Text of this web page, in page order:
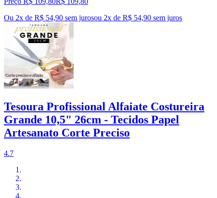
Ou 2x de R$ 54,90 sem jurosou 2x de R$ 54,90 sem juros
Tesoura Profissional Alfaiate Costureira
Grande 10,5" 26cm - Tecidos Papel
Artesanato Corte Preciso
4.7